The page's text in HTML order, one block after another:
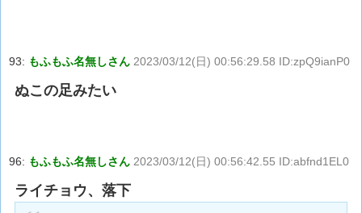
93: もふもふ名無しさん 2023/03/12(日) 00:56:29.58 ID:zpQ9ianP0
ぬこの足みたい
96: もふもふ名無しさん 2023/03/12(日) 00:56:42.55 ID:abfnd1EL0
ライチョウ、落下